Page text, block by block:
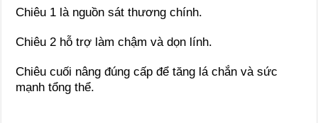
Chiêu 1 là nguồn sát thương chính.
Chiêu 2 hỗ trợ làm chậm và dọn lính.
Chiêu cuối nâng đúng cấp để tăng lá chắn và sức
mạnh tổng thể.